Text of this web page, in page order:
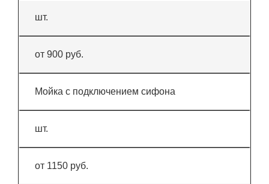
шт.
от 900 руб.
Мойка с подключением сифона
шт.
от 1150 руб.